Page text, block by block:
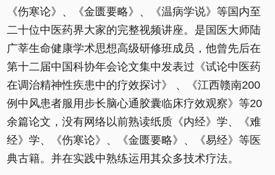
《伤寒论》、《金匮要略》、《温病学说》等国内至
二十位中医药界大家的完整视频讲座。是国医大师陆
广莘生命健康学术思想高级研修班成员，他曾先后在
第十二届中国科协年会论文集中发表过《试论中医药
在调治精神性疾患中的疗效探讨》 、《江西赣南200
例中风患者服用步长脑心通胶囊临床疗效观察》等20
余篇论文，没有网络以前熟读纸质《内经》学、《难
经》学、《伤寒论》、《金匮要略》、《易经》等医
典古籍。并在实践中熟练运用其众多技术疗法。